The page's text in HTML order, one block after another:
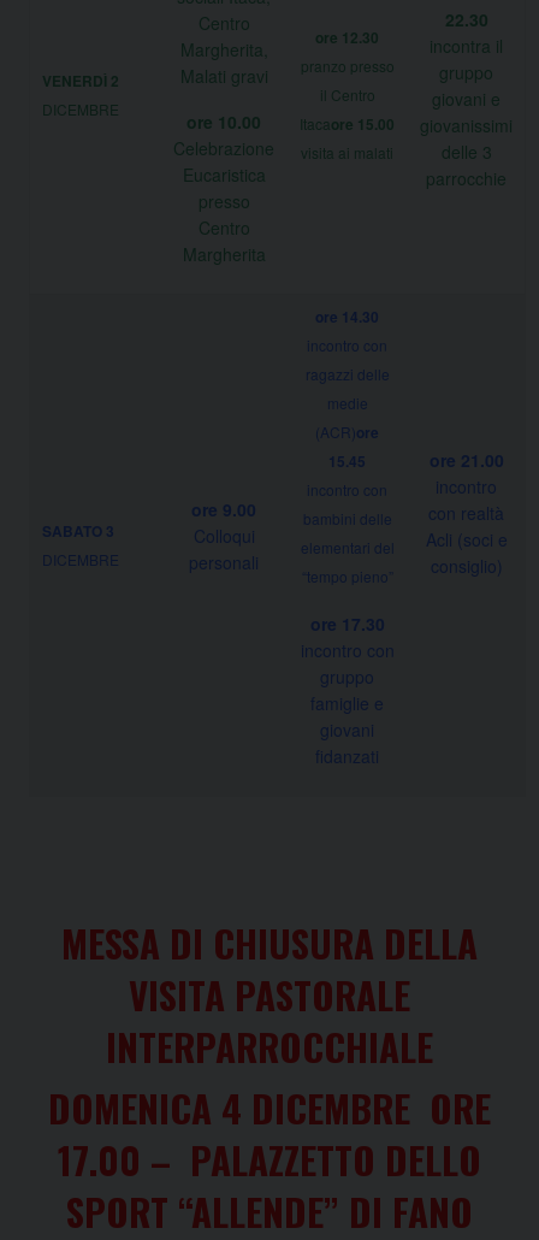
VENERDÌ 2
DICEMBRE
Centro
Margherita,
Malati gravi
ore 10.00
Celebrazione
Eucaristica
presso
Centro
Margherita
ore 12.30
pranzo presso
il Centro
Itacaore 15.00
visita ai malati
22.30
incontra il
gruppo
giovani e
giovanissimi
delle 3
parrocchie
SABATO 3
DICEMBRE
ore 9.00
Colloqui
personali
ore 14.30
incontro con
ragazzi delle
medie
(ACR)ore
15.45
incontro con
bambini delle
elementari del
“tempo pieno”
ore 17.30
incontro con
gruppo
famiglie e
giovani
fidanzati
ore 21.00
incontro
con realtà
Acli (soci e
consiglio)
MESSA DI CHIUSURA DELLA
VISITA PASTORALE
INTERPARROCCHIALE
DOMENICA 4 DICEMBRE ORE
17.00 – PALAZZETTO DELLO
SPORT “ALLENDE” DI FANO